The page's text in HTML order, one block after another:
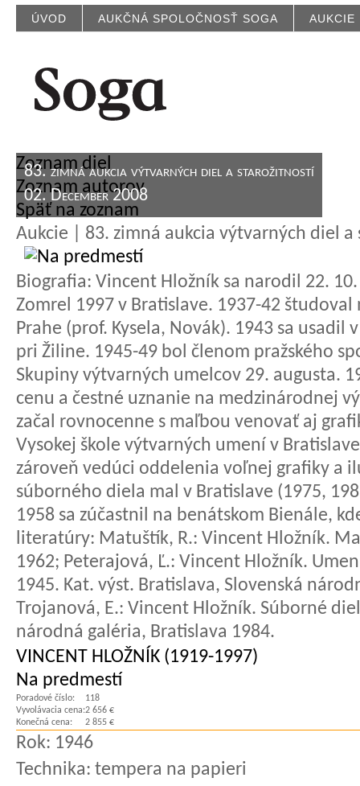
ÚVOD AUKČNÁ SPOLOČNOSŤ SOGA AUKCIE
83. zimná aukcia výtvarných diel a starožitností
02. December 2008
Zoznam diel
Zoznam autorov
Späť na zoznam
Aukcie | 83. zimná aukcia výtvarných diel
Biografia: Vincent Hložník sa narodil 22.
Zomrel 1997 v Bratislave. 1937-42
Prahe (prof. Kysela, Novák). 1943 sa
pri Žiline. 1945-49 bol členom pražského
Skupiny výtvarných umelcov 29. augusta.
cenu a čestné uznanie na medzinárodnej
začal rovnocenne s maľbou venovať aj
Vysokej škole výtvarných umení v
zároveň vedúci oddelenia voľnej grafiky a
súborného diela mal v Bratislave (1975,
1958 sa zúčastnil na benátskom Bienále,
literatúry: Matuštík, R.: Vincent Hložník.
1962; Peterajová, Ľ.: Vincent Hložník.
1945. Kat. výst. Bratislava, Slovenská
Trojanová, E.: Vincent Hložník. Súborné
národná galéria, Bratislava 1984.
VINCENT HLOŽNÍK (1919-1997)
Na predmestí
Poradové číslo:
118
Vyvolávacia cena:2 656 €
Konečná cena:
2 855 €
Rok: 1946
Technika: tempera na papieri